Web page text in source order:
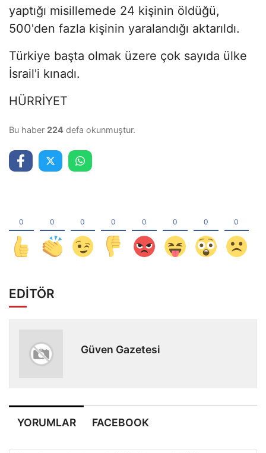
yaptığı misillemede 24 kişinin öldüğü,
500'den fazla kişinin yaralandığı aktarıldı.
Türkiye başta olmak üzere çok sayıda ülke
İsrail'i kınadı.
HÜRRİYET
Bu haber 224 defa okunmuştur.
EDİTÖR
Güven Gazetesi
YORUMLAR FACEBOOK